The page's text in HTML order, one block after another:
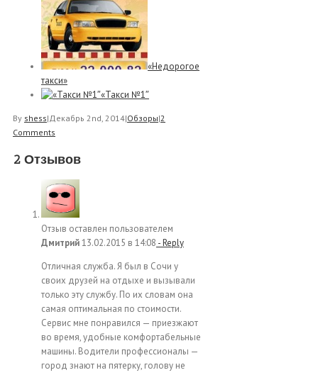
«Недорогое
такси»
«Такси №1″
By shess| Декабрь 2nd, 2014|Обзоры|2
Comments
2 Отзывов
Отзыв оставлен пользователем
Дмитрий13.02.2015 в 14:08 - Reply
Отличная служба. Я был в Сочи у
своих друзей на отдыхе и вызывали
только эту службу. По их словам она
самая оптимальная по стоимости.
Сервис мне понравился — приезжают
во время, удобные комфортабельные
машины. Водители профессионалы —
город знают на пятерку, голову не